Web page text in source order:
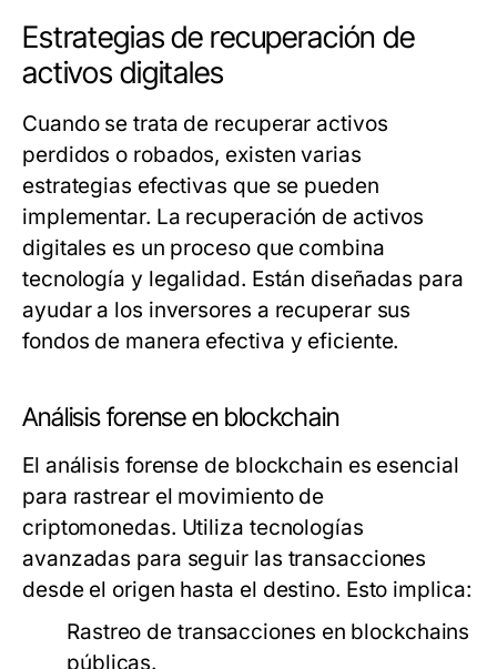
Estrategias de recuperación de
activos digitales
Cuando se trata de recuperar activos
perdidos o robados, existen varias
estrategias efectivas que se pueden
implementar. La recuperación de activos
digitales es un proceso que combina
tecnología y legalidad. Están diseñadas para
ayudar a los inversores a recuperar sus
fondos de manera efectiva y eficiente.
Análisis forense en blockchain
El análisis forense de blockchain es esencial
para rastrear el movimiento de
criptomonedas. Utiliza tecnologías
avanzadas para seguir las transacciones
desde el origen hasta el destino. Esto implica:
Rastreo de transacciones en blockchains
públicas.